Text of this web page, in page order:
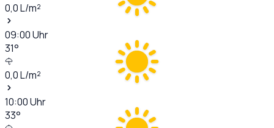
0,0L/m²
09:00Uhr
31°
0,0L/m²
10:00Uhr
33°